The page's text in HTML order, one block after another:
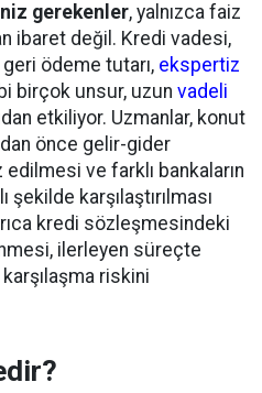
gerekenler, yalnızca faiz
ibaret değil. Kredi vadesi,
geri ödeme tutarı, ekspertiz
birçok unsur, uzun vadeli
etkiliyor. Uzmanlar, konut
önce gelir-gider
ve farklı bankaların
şekilde karşılaştırılması
kredi sözleşmesindeki
ilerleyen süreçte
riskini